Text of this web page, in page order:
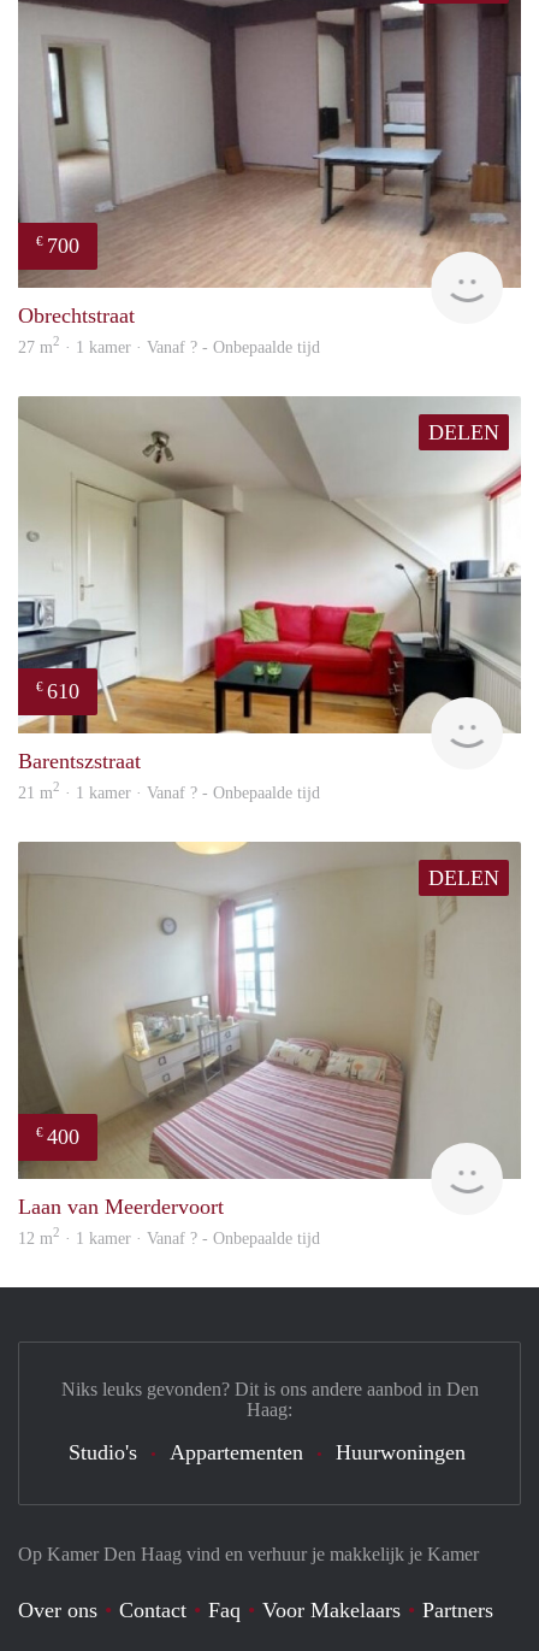
€ 700
Obrechtstraat
27 m2 · 1 kamer · Vanaf ? - Onbepaalde tijd
DELEN
€ 610
Barentszstraat
21 m2 · 1 kamer · Vanaf ? - Onbepaalde tijd
DELEN
€ 400
Laan van Meerdervoort
12 m2 · 1 kamer · Vanaf ? - Onbepaalde tijd
Op Kamer Den Haag vind en verhuur je makkelijk je Kamer
Over ons Contact Faq Voor Makelaars
Partners
Niks leuks gevonden? Dit is ons andere aanbod in Den
Haag:
Studio's Appartementen Huurwoningen